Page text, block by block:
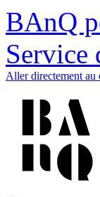
BAnQ
Service
Aller directement au